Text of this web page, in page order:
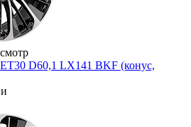
D60,1 LX141 BKF (конус,